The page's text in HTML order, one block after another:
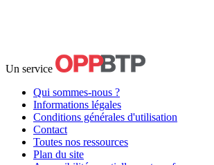
Un service
Qui sommes-nous ?
Informations légales
Conditions générales d'utilisation
Contact
Toutes nos ressources
Plan du site